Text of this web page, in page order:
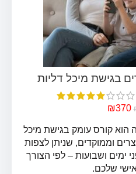
₪370
הוא קורס עומק בגישת מיכל
שיעורים קצרים וממוקדים, שניתן לצפות
ימים ושבועות – לפי הצורך
שלכם.